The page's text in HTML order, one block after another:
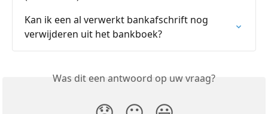
Kan ik een al verwerkt bankafschrift nog
verwijderen uit het bankboek?
Was dit een antwoord op uw vraag?